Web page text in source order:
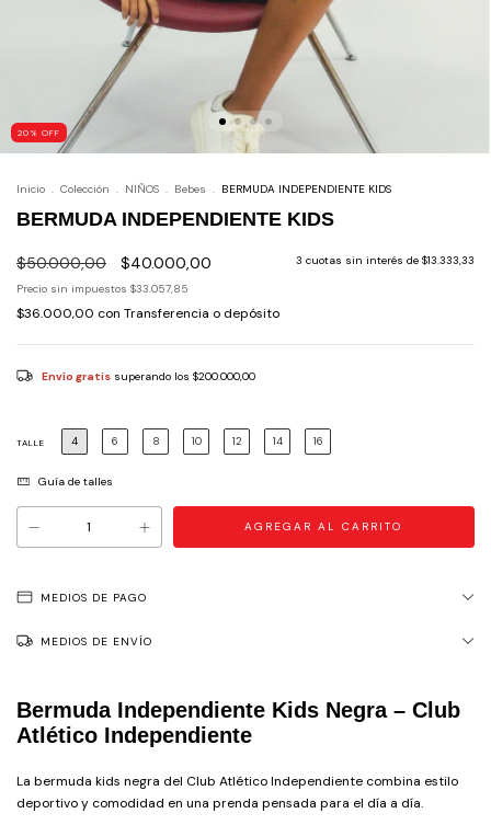
20 % OFF
Inicio . Colección . NIÑOS . Bebes . BERMUDA INDEPENDIENTE KIDS
BERMUDA INDEPENDIENTE KIDS
$50.000,00 $40.000,00 3 cuotas sin interés de $13.333,33
Precio sin impuestos $33.057,85
$36.000,00 con Transferencia o depósito
Envío gratis superando los $200.000,00
TALLE 4 6 8 10 12 14 16
Guía de talles
MEDIOS DE PAGO
MEDIOS DE ENVÍO
Bermuda Independiente Kids Negra – Club
Atlético Independiente
La bermuda kids negra del Club Atlético Independiente combina estilo
deportivo y comodidad en una prenda pensada para el día a día.